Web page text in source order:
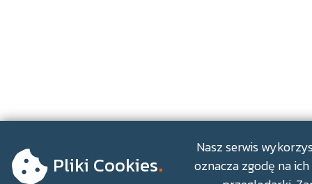
Pliki Cookies.
Nasz serwis
oznacza zgodę na